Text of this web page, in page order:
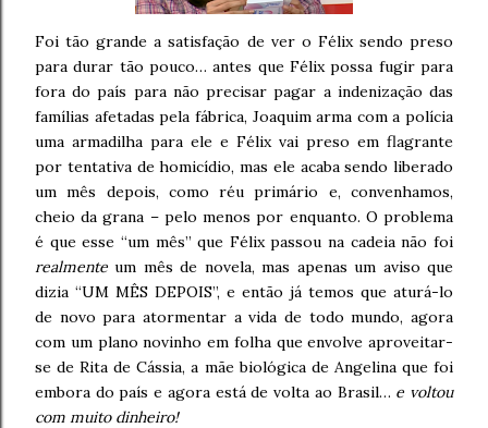
Foi tão grande a satisfação de ver o Félix sendo preso
para durar tão pouco… antes que Félix possa fugir para
fora do país para não precisar pagar a indenização das
famílias afetadas pela fábrica, Joaquim arma com a polícia
uma armadilha para ele e Félix vai preso em flagrante
por tentativa de homicídio, mas ele acaba sendo liberado
um mês depois, como réu primário e, convenhamos,
cheio da grana – pelo menos por enquanto. O problema
é que esse “um mês” que Félix passou na cadeia não foi
realmente um mês de novela, mas apenas um aviso que
dizia “UM MÊS DEPOIS”, e então já temos que aturá-lo
de novo para atormentar a vida de todo mundo, agora
com um plano novinho em folha que envolve aproveitar-
se de Rita de Cássia, a mãe biológica de Angelina que foi
embora do país e agora está de volta ao Brasil… e voltou
com muito dinheiro!